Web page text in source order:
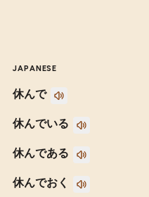
JAPANESE
休んで
休んでいる
休んである
休んでおく